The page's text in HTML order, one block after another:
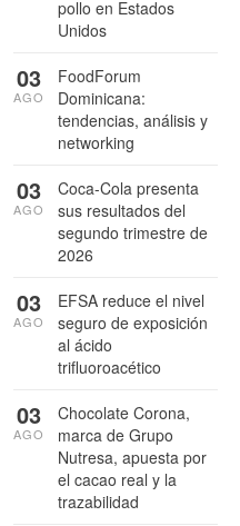
pollo en Estados
Unidos
FoodForum
Dominicana:
tendencias, análisis y
networking
03
AGO
Coca-Cola presenta
sus resultados del
segundo trimestre de
2026
03
AGO
EFSA reduce el nivel
seguro de exposición
al ácido
trifluoroacético
03
AGO
Chocolate Corona,
marca de Grupo
Nutresa, apuesta por
el cacao real y la
trazabilidad
03
AGO